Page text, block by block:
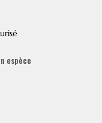
espèce